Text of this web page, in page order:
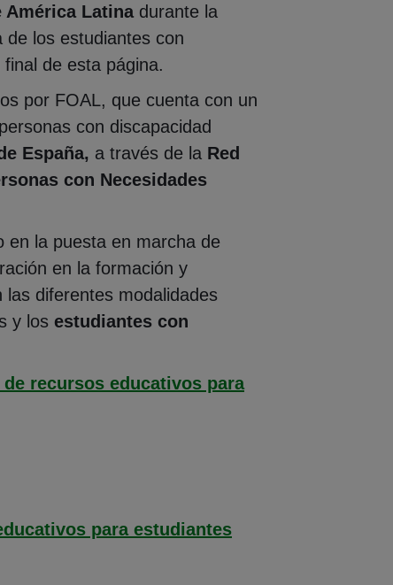
América Latina durante la
los estudiantes con
de esta página.
por FOAL, que cuenta con un
con discapacidad
España, a través de la Red
con Necesidades
en la puesta en marcha de
en la formación y
diferentes modalidades
y los estudiantes con
de recursos educativos para
para estudiantes